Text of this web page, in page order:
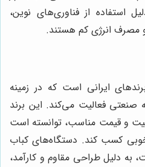
استفاده از فناوری‌های نوین،
مصرف انرژی کم هستند.
ایرانی است که در زمینه
صنعتی فعالیت می‌کند. این برند
و قیمت مناسب، توانسته است
خوبی کسب کند. دستگاه‌های کباب
به دلیل طراحی مقاوم و کارآمد،